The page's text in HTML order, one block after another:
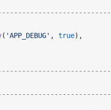
( 'APP_DEBUG' , true),